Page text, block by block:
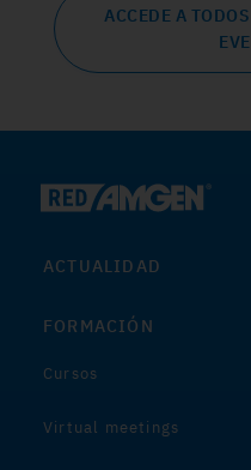
ACCEDE A
ACTUALIDAD
FORMACIÓN
Cursos
Virtual meetings